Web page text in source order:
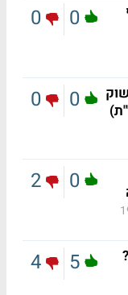
0
0
0
0
0
2
5
4